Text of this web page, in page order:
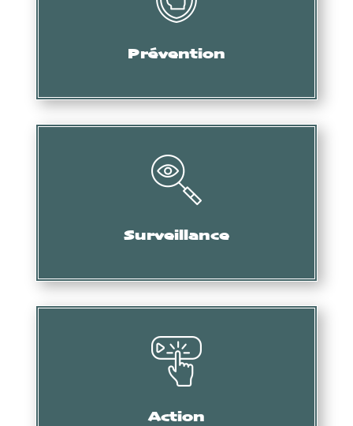
Prévention
Audit, formation, etc.
Surveillance
Collecte d’informations, de preuves, etc.
Action
Mise en demeure, intervention des services douaniers,